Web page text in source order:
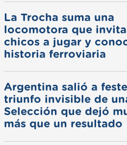
La Trocha suma una
locomotora que
chicos a jugar y
historia ferroviaria
Argentina salió a
triunfo invisible de
Selección que dejó
más que un resultado